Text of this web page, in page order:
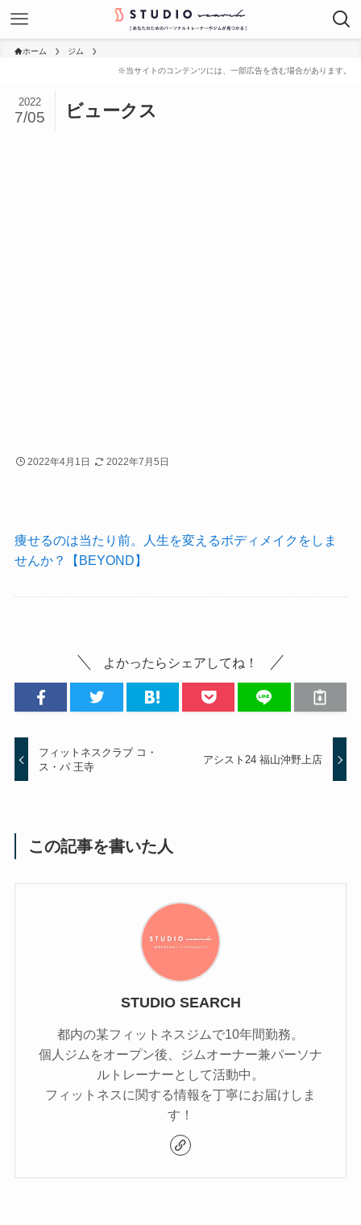
ホーム ジム
ビュークス
2022
7/05
2022年4月1日 2022年7月5日
痩せるのは当たり前。人生を変えるボディメイクをしま
せんか？【BEYOND】
よかったらシェアしてね！
フィットネスクラブ コ・
ス・パ 王寺
アシスト24 福山沖野上店
この記事を書いた人
STUDIO SEARCH
都内の某フィットネスジムで10年間勤務。
個人ジムをオープン後、ジムオーナー兼パーソナ
ルトレーナーとして活動中。
フィットネスに関する情報を丁寧にお届けしま
す！